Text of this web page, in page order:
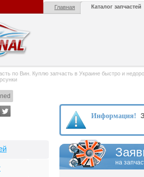
Главная Каталог запчастей
по Вин. Куплю запчасть в Украине быстро и
Информация!
на